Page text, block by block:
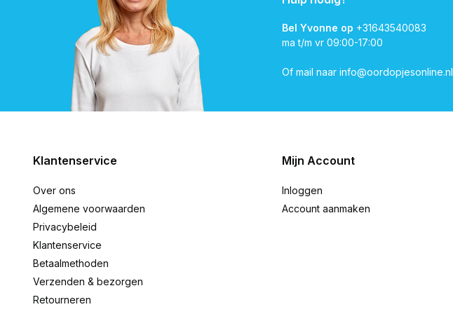
Bel Yvonne op +31643540083
ma t/m vr 09:00-17:00
Of mail naar info@oordopjesonline.nl
Klantenservice
Over ons
Algemene voorwaarden
Privacybeleid
Klantenservice
Betaalmethoden
Verzenden & bezorgen
Retourneren
Mijn Account
Inloggen
Account aanmaken